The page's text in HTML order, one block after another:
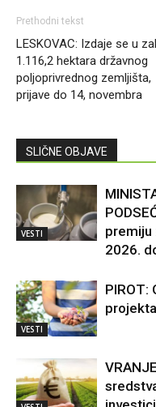
Prethodni tekst
LESKOVAC: Izdaje se u
1.116,2 hektara državnog
poljoprivrednog zemljišta,
prijave do 14, novembra
SLIČNE OBJAVE
VESTI
premiju
2026.
VESTI
PIROT: